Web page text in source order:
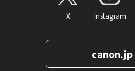
X Instagram
canon.jp